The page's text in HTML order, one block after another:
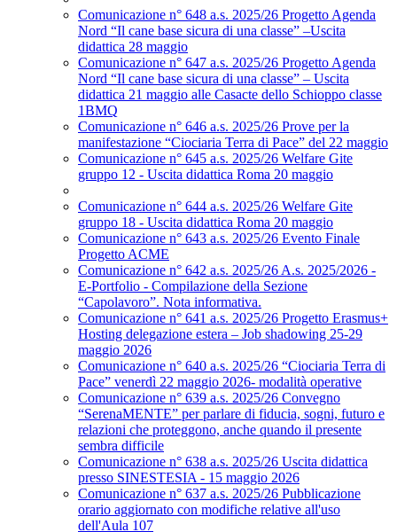
Comunicazione n° 648 a.s. 2025/26 Progetto Agenda
Nord “Il cane base sicura di una classe” –Uscita
didattica 28 maggio
Comunicazione n° 647 a.s. 2025/26 Progetto Agenda
Nord “Il cane base sicura di una classe” – Uscita
didattica 21 maggio alle Casacte dello Schioppo classe
1BMQ
Comunicazione n° 646 a.s. 2025/26 Prove per la
manifestazione “Ciociaria Terra di Pace” del 22 maggio
Comunicazione n° 645 a.s. 2025/26 Welfare Gite
gruppo 12 - Uscita didattica Roma 20 maggio
Comunicazione n° 644 a.s. 2025/26 Welfare Gite
gruppo 18 - Uscita didattica Roma 20 maggio
Comunicazione n° 643 a.s. 2025/26 Evento Finale
Progetto ACME
Comunicazione n° 642 a.s. 2025/26 A.s. 2025/2026 -
E-Portfolio - Compilazione della Sezione
“Capolavoro”. Nota informativa.
Comunicazione n° 641 a.s. 2025/26 Progetto Erasmus+
Hosting delegazione estera – Job shadowing 25-29
maggio 2026
Comunicazione n° 640 a.s. 2025/26 “Ciociaria Terra di
Pace” venerdì 22 maggio 2026- modalità operative
Comunicazione n° 639 a.s. 2025/26 Convegno
“SerenaMENTE” per parlare di fiducia, sogni, futuro e
relazioni che proteggono, anche quando il presente
sembra difficile
Comunicazione n° 638 a.s. 2025/26 Uscita didattica
presso SINESTESIA - 15 maggio 2026
Comunicazione n° 637 a.s. 2025/26 Pubblicazione
orario aggiornato con modifiche relative all'uso
dell'Aula 107